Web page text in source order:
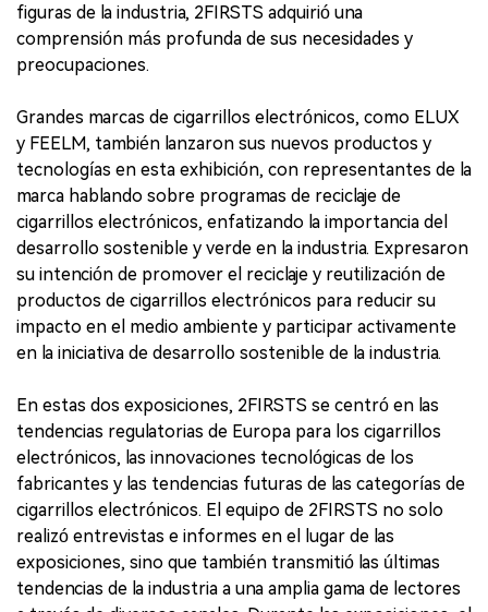
figuras de la industria, 2FIRSTS adquirió una
comprensión más profunda de sus necesidades y
preocupaciones.
Grandes marcas de cigarrillos electrónicos, como ELUX
y FEELM, también lanzaron sus nuevos productos y
tecnologías en esta exhibición, con representantes de la
marca hablando sobre programas de reciclaje de
cigarrillos electrónicos, enfatizando la importancia del
desarrollo sostenible y verde en la industria. Expresaron
su intención de promover el reciclaje y reutilización de
productos de cigarrillos electrónicos para reducir su
impacto en el medio ambiente y participar activamente
en la iniciativa de desarrollo sostenible de la industria.
En estas dos exposiciones, 2FIRSTS se centró en las
tendencias regulatorias de Europa para los cigarrillos
electrónicos, las innovaciones tecnológicas de los
fabricantes y las tendencias futuras de las categorías de
cigarrillos electrónicos. El equipo de 2FIRSTS no solo
realizó entrevistas e informes en el lugar de las
exposiciones, sino que también transmitió las últimas
tendencias de la industria a una amplia gama de lectores